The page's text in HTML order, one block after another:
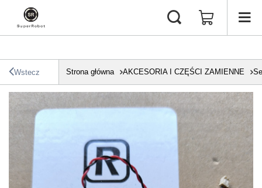
Wstecz Strona główna AKCESORIA I CZĘŚCI ZAMIENNE